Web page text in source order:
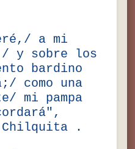
a mi
y sobre los
bardino
como una
mi pampa
Chilquita .